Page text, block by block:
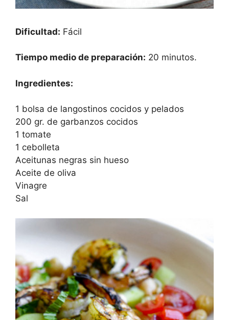
Dificultad: Fácil
Tiempo medio de preparación: 20 minutos.
Ingredientes:
1 bolsa de langostinos cocidos y pelados
200 gr. de garbanzos cocidos
1 tomate
1 cebolleta
Aceitunas negras sin hueso
Aceite de oliva
Vinagre
Sal